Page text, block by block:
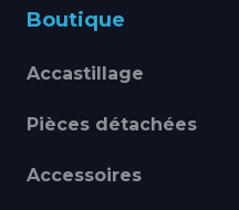
Boutique
Accastillage
Pièces détachées
Accessoires